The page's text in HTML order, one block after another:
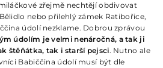
zřejmě nechtějí obdivovat
nebo přilehlý zámek Ratibořice,
údolí nezklame. Dobrou zprávou
údolím je velmi nenáročná, a tak ji
štěňátka, tak i starší pejsci. Nutno ale
Babiččina údolí musí být dle